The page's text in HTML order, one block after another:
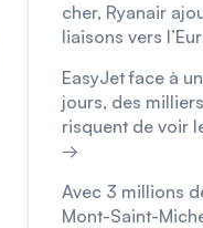
cher, Ryanair
liaisons vers
EasyJet face à
jours, des
risquent de voir
→
Avec 3 millions
Mont-Saint-